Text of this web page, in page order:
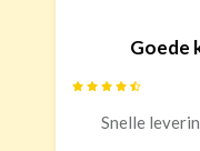
Goede
Snelle